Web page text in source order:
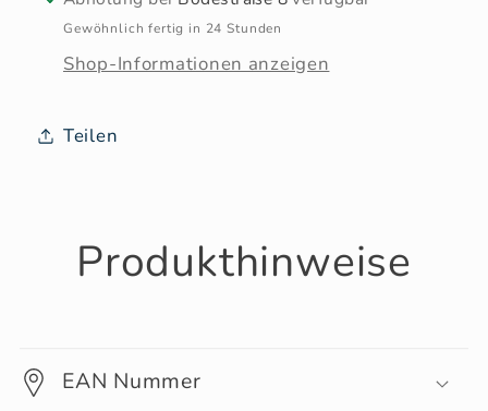
Gewöhnlich fertig in 24 Stunden
Shop-Informationen anzeigen
Teilen
Produkthinweise
EAN Nummer